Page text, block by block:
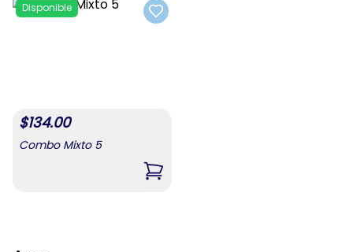
Add to favorites
Disponible
$134.00
Combo Mixto 5
,Combo Mixto 5